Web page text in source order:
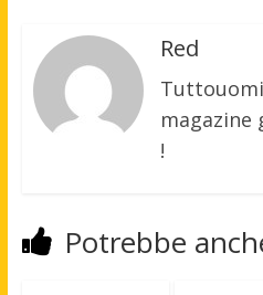
Red
!
Potrebbe